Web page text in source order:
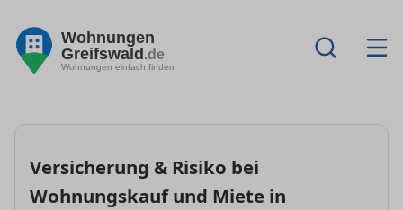
Wohnungen
Greifswald.de
Wohnungen einfach finden
Versicherung & Risiko bei
Wohnungskauf und Miete in